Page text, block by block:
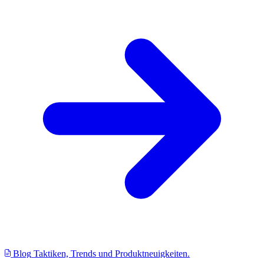
Blog Taktiken, Trends und Produktneuigkeiten.